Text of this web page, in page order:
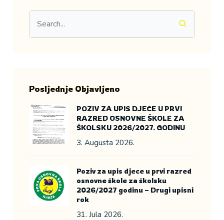
Posljednje Objavljeno
POZIV ZA UPIS DJECE U PRVI
RAZRED OSNOVNE ŠKOLE ZA
ŠKOLSKU 2026/2027. GODINU
3. Augusta 2026.
Poziv za upis djece u prvi razred
osnovne škole za školsku
2026/2027 godinu – Drugi upisni
rok
31. Jula 2026.